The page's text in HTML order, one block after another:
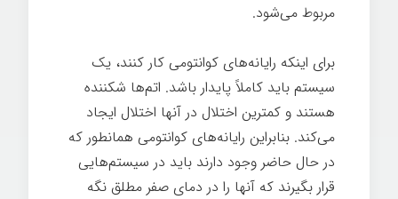
مربوط می‌شود.
برای اینکه رایانه‌های کوانتومی کار کنند، یک
سیستم باید کاملاً پایدار باشد. اتم‌ها شکننده
هستند و کمترین اختلال در آنها اختلال ایجاد
می‌کند. بنابراین رایانه‌های کوانتومی همانطور که
در حال حاضر وجود دارند باید در سیستم‌هایی
قرار بگیرند که آنها را در دمای صفر مطلق نگه